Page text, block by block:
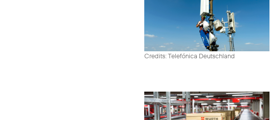
Credits: Telefónica Deutschland